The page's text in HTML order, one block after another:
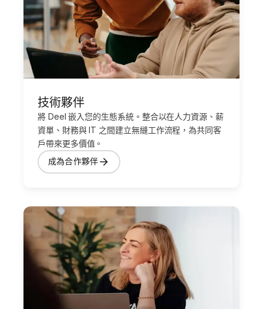
技術夥伴
將 Deel 嵌入您的生態系統。整合以在人力資源、薪
資單、財務與 IT 之間建立無縫工作流程，為共同客
戶帶來更多價值。
成為合作夥伴